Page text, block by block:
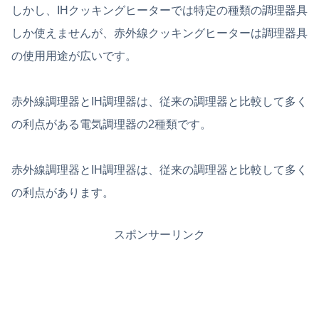
しかし、IHクッキングヒーターでは特定の種類の調理器具
しか使えませんが、赤外線クッキングヒーターは調理器具
の使用用途が広いです。
赤外線調理器とIH調理器は、従来の調理器と比較して多く
の利点がある電気調理器の2種類です。
赤外線調理器とIH調理器は、従来の調理器と比較して多く
の利点があります。
スポンサーリンク